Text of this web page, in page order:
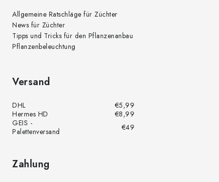
Allgemeine Ratschläge für Züchter
News für Züchter
Tipps und Tricks für den Pflanzenanbau
Pflanzenbeleuchtung
Versand
DHL
€5,99
Hermes HD
€8,99
GEIS -
Palettenversand
€49
Zahlung